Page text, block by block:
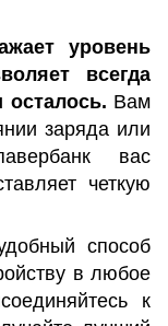
уровень
всегда
осталось. Вам
заряда или
вас
четкую
способ
в любое
к